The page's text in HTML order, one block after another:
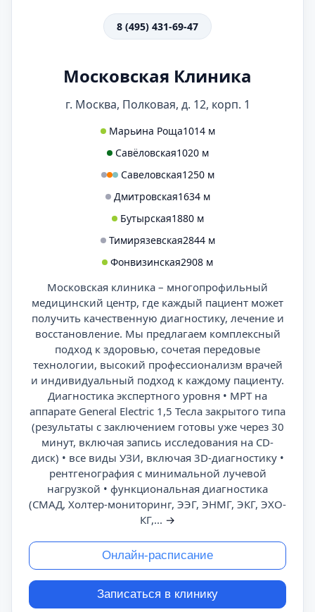
8 (495) 431-69-47
Московская Клиника
г. Москва, Полковая, д. 12, корп. 1
Марьина Роща1014 м
Савёловская1020 м
Савеловская1250 м
Дмитровская1634 м
Бутырская1880 м
Тимирязевская2844 м
Фонвизинская2908 м
Московская клиника – многопрофильный
медицинский центр, где каждый пациент может
получить качественную диагностику, лечение и
восстановление. Мы предлагаем комплексный
подход к здоровью, сочетая передовые
технологии, высокий профессионализм врачей
и индивидуальный подход к каждому пациенту.
Диагностика экспертного уровня • МРТ на
аппарате General Electric 1,5 Тесла закрытого типа
(результаты с заключением готовы уже через 30
минут, включая запись исследования на CD-
диск) • все виды УЗИ, включая 3D-диагностику •
рентгенография с минимальной лучевой
нагрузкой • функциональная диагностика
(СМАД, Холтер-мониторинг, ЭЭГ, ЭНМГ, ЭКГ, ЭХО-
КГ,... →
Онлайн-расписание
Записаться в клинику